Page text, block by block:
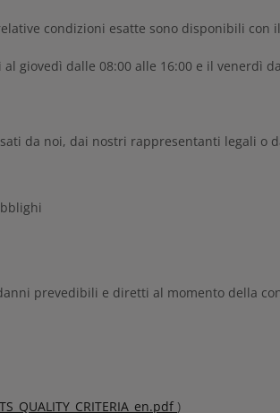
condizioni esatte sono disponibili
giovedì dalle 08:00 alle 16:00 e il venerdì
da noi, dai nostri rappresentanti legali o
prevedibili e diretti al momento della
)